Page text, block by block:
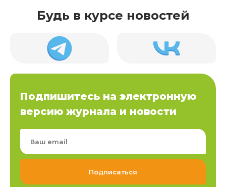
Будь в курсе новостей
Подпишитесь на электронную
версию журнала и новости